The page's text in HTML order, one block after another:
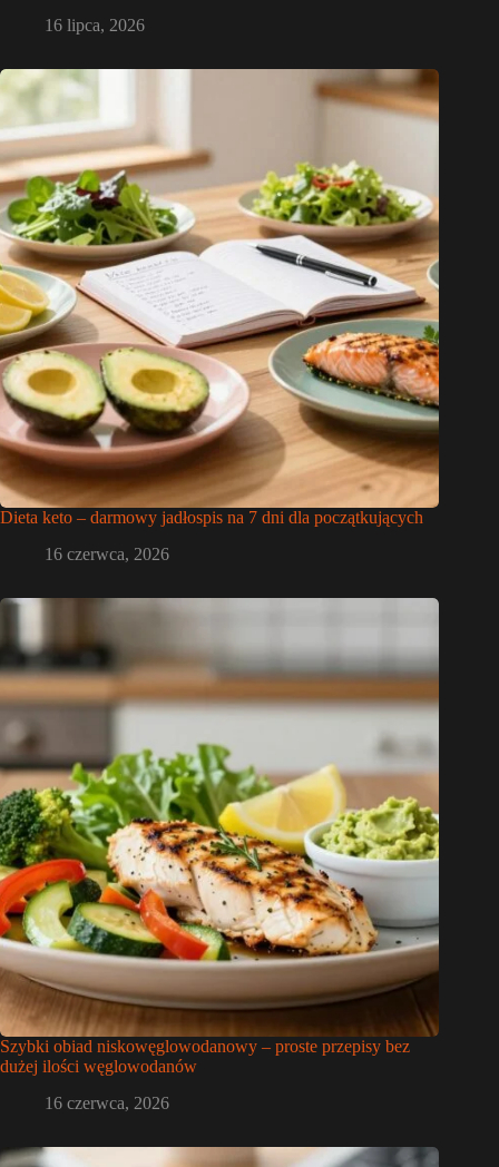
16 lipca, 2026
Dieta keto – darmowy jadłospis na 7 dni dla początkujących
16 czerwca, 2026
Szybki obiad niskowęglowodanowy – proste przepisy bez
dużej ilości węglowodanów
16 czerwca, 2026